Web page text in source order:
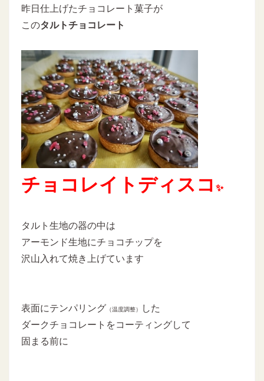
昨日仕上げたチョコレート菓子が
このタルトチョコレート
チョコレイトディスコ ✨
タルト生地の器の中は
アーモンド生地にチョコチップを
沢山入れて焼き上げています
表面にテンパリング （温度調整）
した
ダークチョコレートをコーティングして
固まる前に